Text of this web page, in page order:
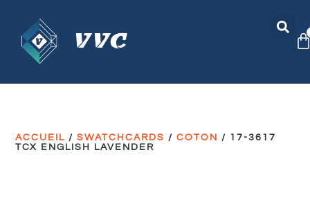
ACCUEIL /SWATCHCARDS /COTON / 17-3617
TCX ENGLISH LAVENDER